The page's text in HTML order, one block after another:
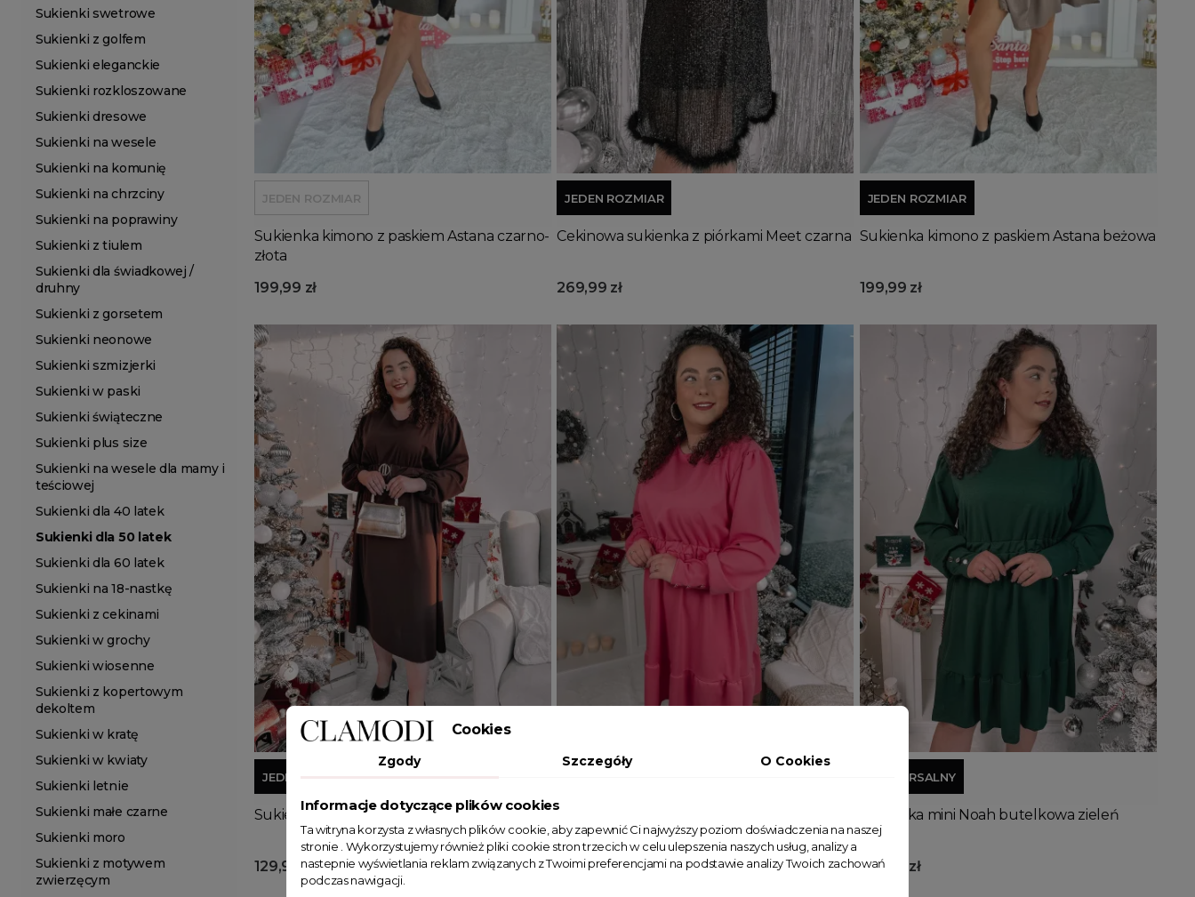
Sukienki swetrowe
Sukienki z golfem
Sukienki eleganckie
Sukienki rozkloszowane
Sukienki dresowe
Sukienki na wesele
Sukienki na komunię
Sukienki na chrzciny
Sukienki na poprawiny
Sukienki z tiulem
Sukienki dla świadkowej /
druhny
Sukienki z gorsetem
Sukienki neonowe
Sukienki szmizjerki
Sukienki w paski
Sukienki świąteczne
Sukienki plus size
Sukienki na wesele dla mamy i
teściowej
Sukienki dla 40 latek
Sukienki dla 50 latek
Sukienki dla 60 latek
Sukienki na 18-nastkę
Sukienki z cekinami
Sukienki w grochy
Sukienki wiosenne
Sukienki z kopertowym
dekoltem
Sukienki w kratę
Sukienki w kwiaty
Sukienki letnie
Sukienki małe czarne
Sukienki moro
Sukienki z motywem
zwierzęcym
Dodaj do koszyka
Wyprzedany
JEDEN ROZMIAR
Sukienka kimono z paskiem Astana czarno-
złota
199,99 zł
Dodaj do koszyka
JEDEN ROZMIAR
Cekinowa sukienka z piórkami Meet czarna
269,99 zł
JEDEN ROZMIAR
Sukienka kimono z paskiem Astana beżowa
199,99 zł
JEDEN ROZMIAR
Sukienka midi z paskiem Beatrice brązowa
129,99 zł
Dodaj do koszyka
Sukienka mini Noah różowa
129,99 zł
UNIWERSALNY
Sukienka mini Noah butelkowa zieleń
129,99 zł
Cookies
Zgody Szczegóły O Cookies
Informacje dotyczące plików cookies
Ta witryna korzysta z własnych plików cookie, aby zapewnić Ci najwyższy poziom doświadczenia na naszej
stronie . Wykorzystujemy również pliki cookie stron trzecich w celu ulepszenia naszych usług, analizy a
nastepnie wyświetlania reklam związanych z Twoimi preferencjami na podstawie analizy Twoich zachowań
podczas nawigacji.